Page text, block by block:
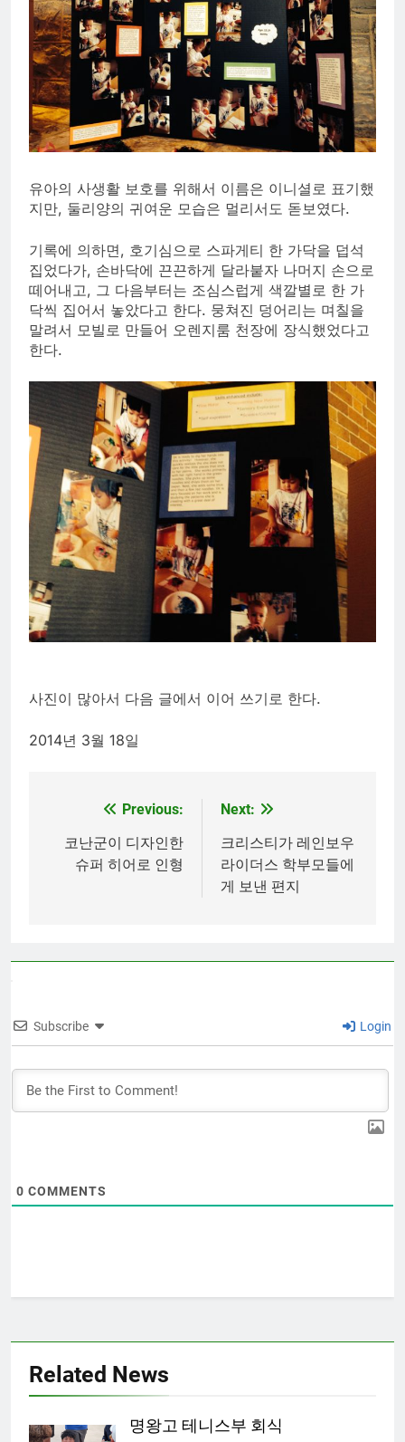
유아의 사생활 보호를 위해서 이름은 이니셜로 표기했
지만, 둘리양의 귀여운 모습은 멀리서도 돋보였다.
기록에 의하면, 호기심으로 스파게티 한 가닥을 덥석
집었다가, 손바닥에 끈끈하게 달라붙자 나머지 손으로
떼어내고, 그 다음부터는 조심스럽게 색깔별로 한 가
닥씩 집어서 놓았다고 한다. 뭉쳐진 덩어리는 며칠을
말려서 모빌로 만들어 오렌지룸 천장에 장식했었다고
한다.
사진이 많아서 다음 글에서 이어 쓰기로 한다.
2014년 3월 18일
navigation
Previous:
코난군이 디자인한
슈퍼 히어로 인형
Next:
크리스티가 레인보우
라이더스 학부모들에
게 보낸 편지
Subscribe Login
0 COMMENTS
Related News
명왕고 테니스부 회식